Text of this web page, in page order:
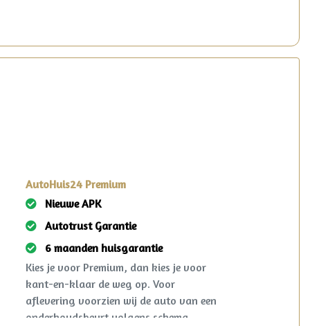
AutoHuis24 Premium
Nieuwe APK
Autotrust Garantie
6 maanden huisgarantie
Kies je voor Premium, dan kies je voor
kant-en-klaar de weg op. Voor
aflevering voorzien wij de auto van een
onderhoudsbeurt volgens schema,